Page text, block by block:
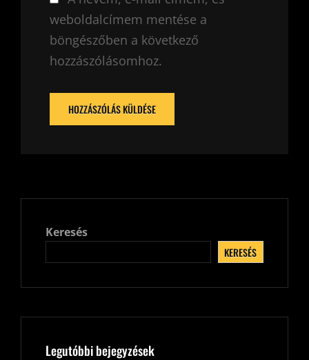
weboldalcímem mentése a
böngészőben a következő
hozzászólásomhoz.
Keresés
KERESÉS
Legutóbbi bejegyzések